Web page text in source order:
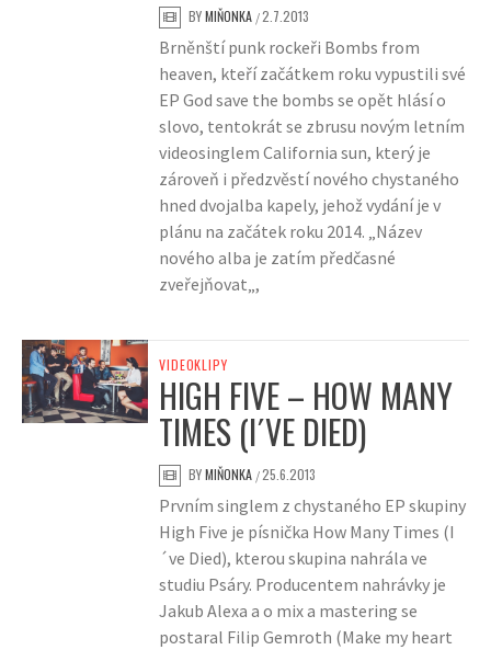
BYMIŇONKA /2.7.2013
Brněnští punk rockeři Bombs from
heaven, kteří začátkem roku vypustili své
EP God save the bombs se opět hlásí o
slovo, tentokrát se zbrusu novým letním
videosinglem California sun, který je
zároveň i předzvěstí nového chystaného
hned dvojalba kapely, jehož vydání je v
plánu na začátek roku 2014. „Název
nového alba je zatím předčasné
zveřejňovat„,
VIDEOKLIPY
HIGH FIVE – HOW MANY
TIMES (I´VE DIED)
BYMIŇONKA /25.6.2013
Prvním singlem z chystaného EP skupiny
High Five je písnička How Many Times (I
´ve Died), kterou skupina nahrála ve
studiu Psáry. Producentem nahrávky je
Jakub Alexa a o mix a mastering se
postaral Filip Gemroth (Make my heart